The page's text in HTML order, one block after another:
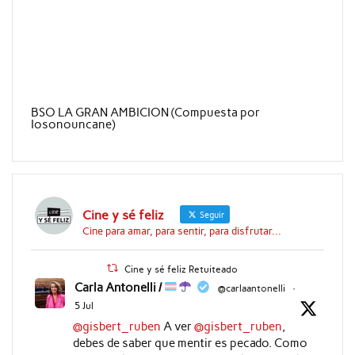
BSO LA GRAN AMBICION (Compuesta por
Iosonouncane)
Cine y sé feliz Seguir
Cine para amar, para sentir, para disfrutar...
Cine y sé feliz Retuiteado
Carla Antonelli / @carlaantonelli
·
5 Jul
@gisbert_ruben A ver@gisbert_ruben,
debes de saber que mentir es pecado. Como